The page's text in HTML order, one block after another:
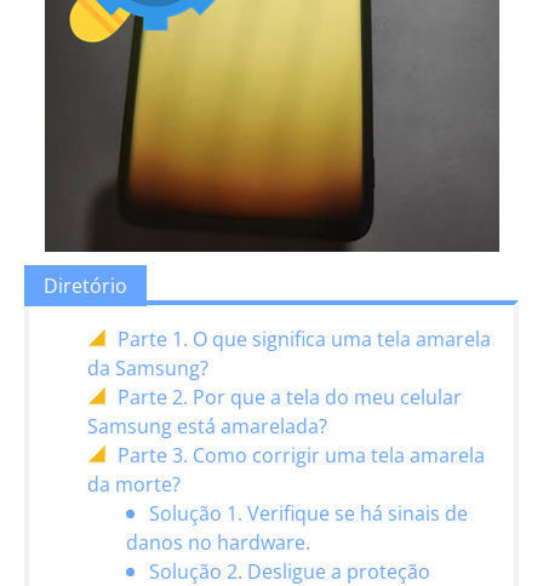
Diretório
Parte 1. O que significa uma tela amarela
da Samsung?
Parte 2. Por que a tela do meu celular
Samsung está amarelada?
Parte 3. Como corrigir uma tela amarela
da morte?
Solução 1. Verifique se há sinais de
danos no hardware.
Solução 2. Desligue a proteção